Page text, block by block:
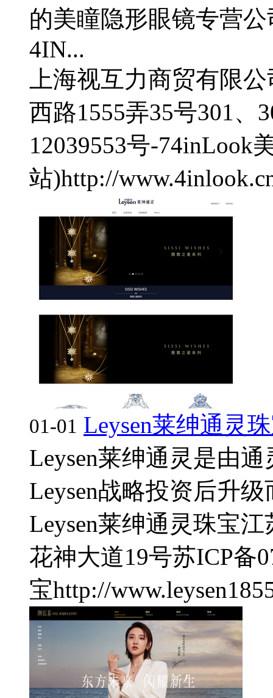
的美瞳隐形眼镜专营
4IN...
上海视互力商贸有限
西路1555弄35号301、
12039553号-74inLook
站)http://
01-01 Leysen莱绅通灵
Leysen莱绅通灵是由
Leysen战略投资后升
Leysen莱绅通灵珠宝江
花神大道19号苏ICP备
宝http://